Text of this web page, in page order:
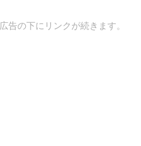
広告の下にリンクが続きます。